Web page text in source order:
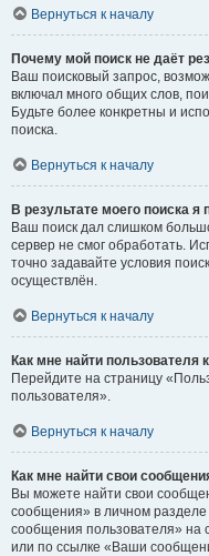
Вернуться к началу
Почему мой поиск не даёт
Ваш поисковый запрос,
включал много общих слов,
Будьте более конкретны и
поиска.
Вернуться к началу
В результате моего поиска
Ваш поиск дал слишком
сервер не смог обработать.
точно задавайте условия
осуществлён.
Вернуться к началу
Как мне найти пользователя
Перейдите на страницу
пользователя».
Вернуться к началу
Как мне найти свои
Вы можете найти свои
сообщения» в личном
сообщения пользователя» на
или по ссылке «Ваши